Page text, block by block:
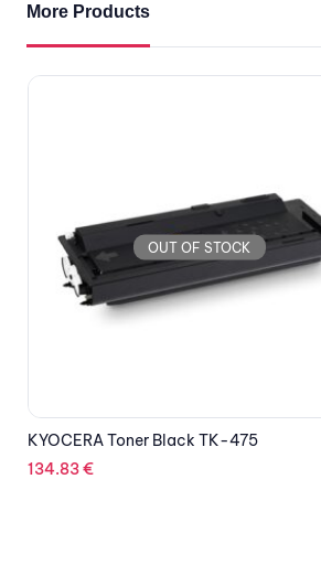
More Products
OUT OF STOCK
KYOCERA Maintenace Kit MK-3100
286.75€